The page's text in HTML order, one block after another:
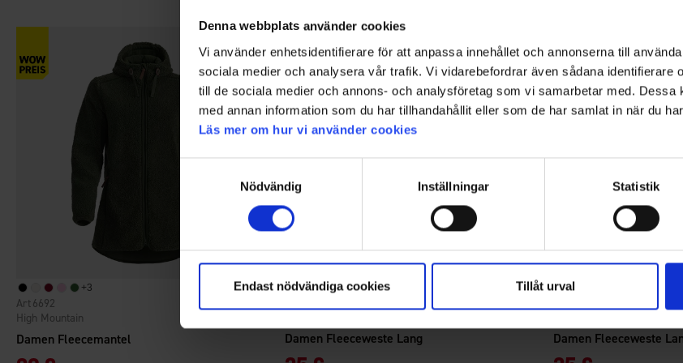
Denna webbplats använder cookies
Vi använder enhetsidentifierare för att anpassa innehållet och annonserna till
sociala medier och analysera vår trafik. Vi vidarebefordrar även sådana identifierare
till de sociala medier och annons- och analysföretag som vi samarbetar med. Dessa
med annan information som du har tillhandahållit eller som de har samlat in när du
Läs mer om hur vi använder cookies
Nödvändig
Inställningar Statistik
Endast nödvändiga cookies Tillåt urval
+3
Damen Fleecemantel
High Mountain
6692
Damen Fleeceweste Lang Damen Fleeceweste